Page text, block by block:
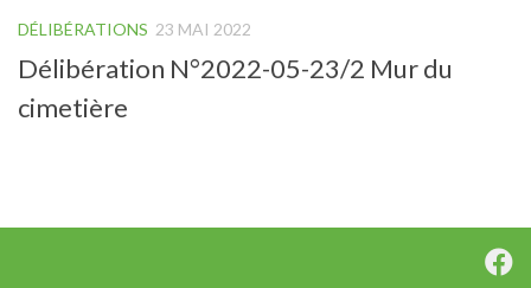
DÉLIBÉRATIONS 23 MAI 2022
Délibération N°2022-05-23/2 Mur du
cimetière